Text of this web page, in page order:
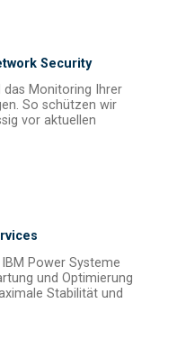
Security
das Monitoring Ihrer
So schützen wir
vor aktuellen
Power Systeme
und Optimierung
Stabilität und